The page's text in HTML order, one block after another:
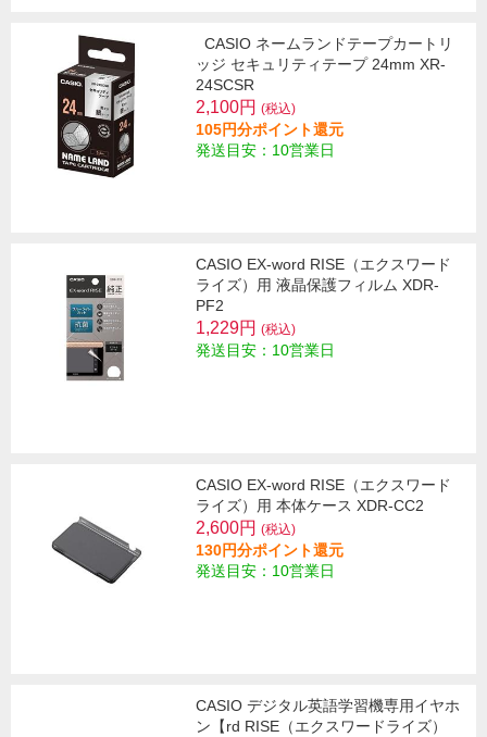
CASIO ネームランドテープカートリ
ッジ セキュリティテープ 24mm XR-
24SCSR
2,100円 (税込)
105円分ポイント還元
発送目安：10営業日
CASIO EX-word RISE（エクスワード
ライズ）用 液晶保護フィルム XDR-
PF2
1,229円 (税込)
発送目安：10営業日
CASIO EX-word RISE（エクスワード
ライズ）用 本体ケース XDR-CC2
2,600円 (税込)
130円分ポイント還元
発送目安：10営業日
CASIO デジタル英語学習機専用イヤホ
ン【rd RISE（エクスワードライズ）